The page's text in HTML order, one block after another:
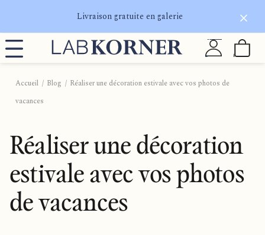
Livraison gratuite en galerie
Accueil Blog
Réaliser une décoration estivale avec vos photos de
vacances
Réaliser une décoration
estivale avec vos photos
de vacances